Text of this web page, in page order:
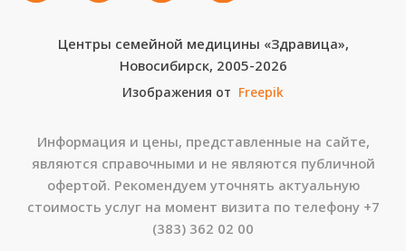
Центры семейной медицины «Здравица»,
Новосибирск, 2005-2026
Изображения от Freepik
Информация и цены, представленные на сайте,
являются справочными и не являются публичной
офертой. Рекомендуем уточнять актуальную
стоимость услуг на момент визита по телефону +7
(383) 362 02 00